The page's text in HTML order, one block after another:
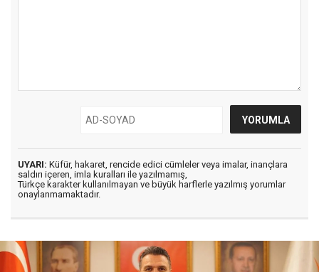
UYARI: Küfür, hakaret, rencide edici cümleler veya imalar, inançlara
saldırı içeren, imla kuralları ile yazılmamış,
Türkçe karakter kullanılmayan ve büyük harflerle yazılmış yorumlar
onaylanmamaktadır.